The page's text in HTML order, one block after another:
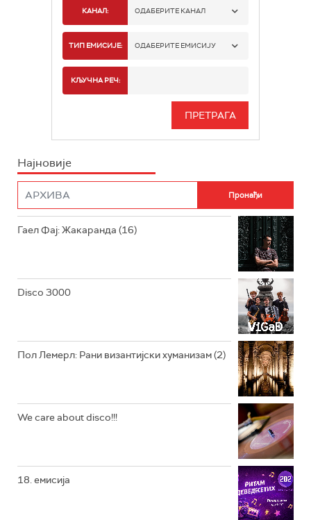
КАНАЛ: ОДАБЕРИТЕ КАНАЛ
РАДИО БЕОГРАД 1
РАДИО БЕОГРАД 3
РАДИО РОКЕНРОЛЕР
РАДИО ЏЕЗЕР
ТИП ЕМИСИЈЕ: ОДАБЕРИТЕ ЕМИСИЈУ
ИНФО
КЉУЧНА РЕЧ:
Најновије
Гаел Фај: Жакаранда (16)
Disco 3000
Пол Лемерл: Рани византијски хуманизам (2)
We care about disco!!!
18. емисија